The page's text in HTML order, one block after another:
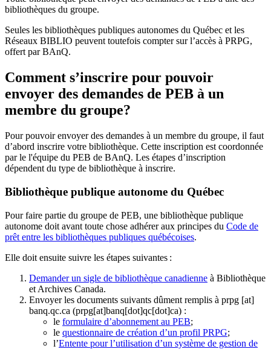
bibliothèques du groupe.
Seules les bibliothèques publiques autonomes du Québec et les
Réseaux BIBLIO peuvent toutefois compter sur l’accès à PRPG,
offert par BAnQ.
Comment s’inscrire pour pouvoir
envoyer des demandes de PEB à un
membre du groupe?
Pour pouvoir envoyer des demandes à un membre du groupe, il faut
d’abord inscrire votre bibliothèque. Cette inscription est coordonnée
par le l'équipe du PEB de BAnQ. Les étapes d’inscription
dépendent du type de bibliothèque à inscrire.
Bibliothèque publique autonome du Québec
Pour faire partie du groupe de PEB, une bibliothèque publique
autonome doit avant toute chose adhérer aux principes du Code de
prêt entre les bibliothèques publiques québécoises.
Elle doit ensuite suivre les étapes suivantes :
Demander un sigle de bibliothèque canadienne à Bibliothèque
et Archives Canada.
Envoyer les documents suivants dûment remplis à prpg [at]
banq.qc.ca (prpg[at]banq[dot]qc[dot]ca) :
le formulaire d’abonnement au PEB;
le questionnaire de création d’un profil PRPG;
l’Entente pour l’utilisation d’un système de gestion de